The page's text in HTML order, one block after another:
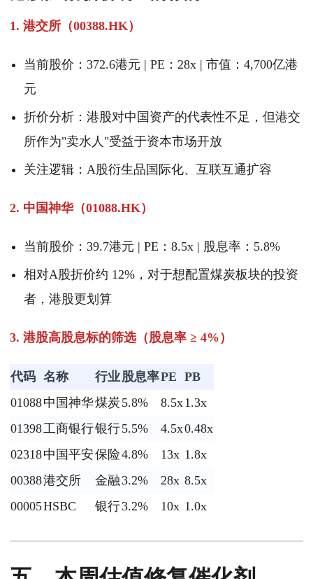
1. 港交所（00388.HK）
当前股价：372.6港元 | PE：28x | 市值：4,700亿港
元
折价分析：港股对中国资产的代表性不足，但港交
所作为"卖水人"受益于资本市场开放
关注逻辑：A股衍生品国际化、互联互通扩容
2. 中国神华（01088.HK）
当前股价：39.7港元 | PE：8.5x | 股息率：5.8%
相对A股折价约 12%，对于想配置煤炭板块的投资
者，港股更划算
3. 港股高股息标的筛选（股息率 ≥ 4%）
代码 名称 行业股息率PE PB
01088中国神华煤炭 5.8% 8.5x1.3x
01398工商银行银行5.5% 4.5x0.48x
02318中国平安保险4.8% 13x 1.8x
00388港交所 金融3.2% 28x 8.5x
00005HSBC 银行3.2% 10x 1.0x